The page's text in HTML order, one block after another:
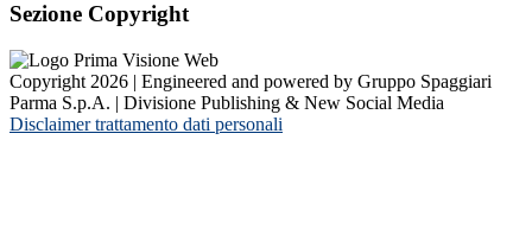
Sezione Copyright
Copyright 2026 | Engineered and powered by Gruppo Spaggiari
Parma S.p.A. | Divisione Publishing & New Social Media
Disclaimer trattamento dati personali